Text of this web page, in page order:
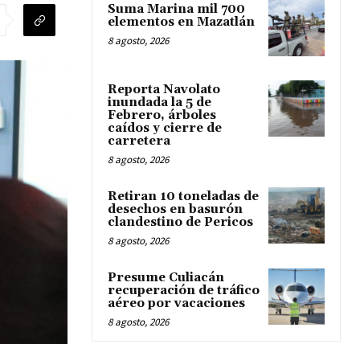
Suma Marina mil 700
elementos en Mazatlán
8 agosto, 2026
Reporta Navolato
inundada la 5 de
Febrero, árboles
caídos y cierre de
carretera
8 agosto, 2026
Retiran 10 toneladas de
desechos en basurón
clandestino de Pericos
8 agosto, 2026
Presume Culiacán
recuperación de tráfico
aéreo por vacaciones
8 agosto, 2026